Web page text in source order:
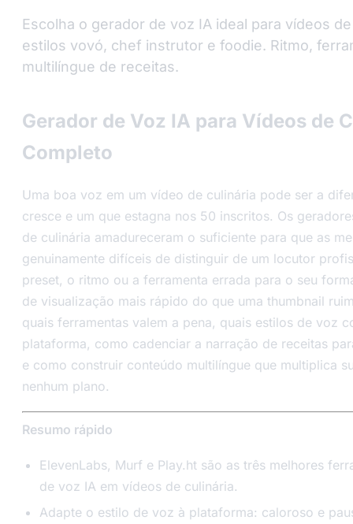
Escolha o gerador de voz IA ideal para vídeos
estilos vovó, chef instrutor e foodie. Ritmo,
multilíngue de receitas.
Gerador de Voz IA para Vídeos de
Completo
Uma boa voz em um vídeo de culinária pode ser a
cresce e um que estagna nos 50 inscritos. Os
de culinária amadureceram o suficiente para que as
genuinamente difíceis de distinguir de um locutor
preset, o ritmo ou a ferramenta errada para o seu
de visualização mais rápido do que uma thumbnail
quais ferramentas valem a pena, quais estilos de voz
plataforma, como cadenciar a narração de receitas
e como construir conteúdo multilíngue que multiplica
nenhum plano.
Resumo rápido
ElevenLabs, Murf e Play.ht são as três melhores
de voz IA em vídeos de culinária.
Adapte o estilo de voz à plataforma: caloroso e